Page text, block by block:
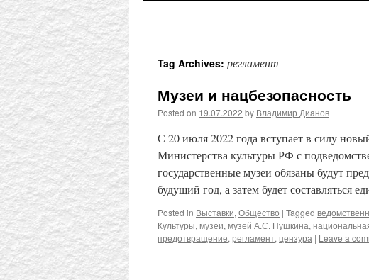
Tag Archives: регламент
Музеи и нацбезопасность
Posted on 19.07.2022 by Владимир Дианов
С 20 июля 2022 года вступает в силу
Министерства культуры РФ с
государственные музеи обязаны будут
будущий год, а затем будет составляться
Posted in Выставки, Общество | Tagged
Культуры, музеи, музей А.С. Пушкина,
предотвращение, регламент, цензура | Leave a